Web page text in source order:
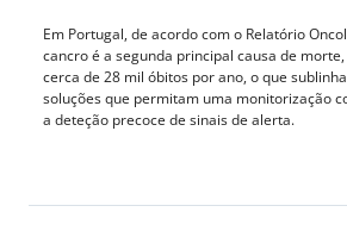
Em Portugal, de acordo com o Relatório
cancro é a segunda principal causa de
cerca de 28 mil óbitos por ano, o que
soluções que permitam uma monitorização
a deteção precoce de sinais de alerta.